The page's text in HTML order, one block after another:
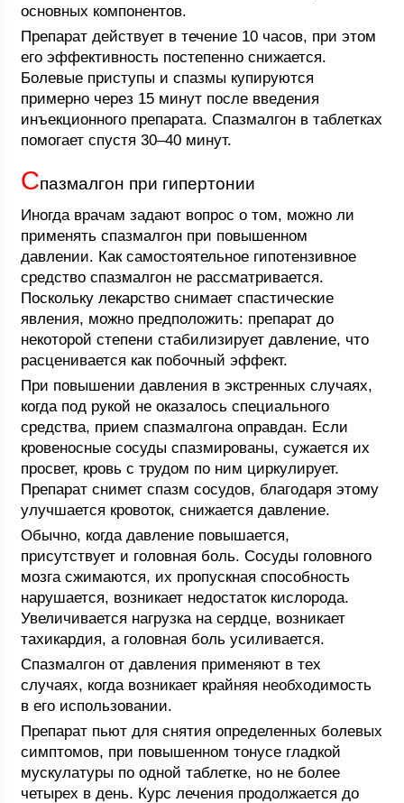
основных компонентов.
Препарат действует в течение 10 часов, при этом
его эффективность постепенно снижается.
Болевые приступы и спазмы купируются
примерно через 15 минут после введения
инъекционного препарата. Спазмалгон в таблетках
помогает спустя 30–40 минут.
Спазмалгон при гипертонии
Иногда врачам задают вопрос о том, можно ли
применять спазмалгон при повышенном
давлении. Как самостоятельное гипотензивное
средство спазмалгон не рассматривается.
Поскольку лекарство снимает спастические
явления, можно предположить: препарат до
некоторой степени стабилизирует давление, что
расценивается как побочный эффект.
При повышении давления в экстренных случаях,
когда под рукой не оказалось специального
средства, прием спазмалгона оправдан. Если
кровеносные сосуды спазмированы, сужается их
просвет, кровь с трудом по ним циркулирует.
Препарат снимет спазм сосудов, благодаря этому
улучшается кровоток, снижается давление.
Обычно, когда давление повышается,
присутствует и головная боль. Сосуды головного
мозга сжимаются, их пропускная способность
нарушается, возникает недостаток кислорода.
Увеличивается нагрузка на сердце, возникает
тахикардия, а головная боль усиливается.
Спазмалгон от давления применяют в тех
случаях, когда возникает крайняя необходимость
в его использовании.
Препарат пьют для снятия определенных болевых
симптомов, при повышенном тонусе гладкой
мускулатуры по одной таблетке, но не более
четырех в день. Курс лечения продолжается до